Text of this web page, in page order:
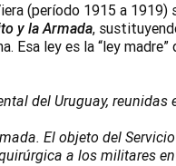
(período 1915 a 1919)
y la Armada,
Esa ley es la “ley madre”
del Uruguay,
El objeto del
a los militares